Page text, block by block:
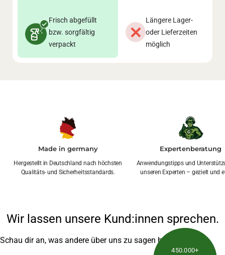
Frisch abgefüllt
bzw. sorgfältig
verpackt
Längere Lager-
oder Lieferzeiten
möglich
Made in germany
Hergestellt in Deutschland nach höchsten
Qualitäts- und Sicherheitsstandards.
Expertenberatung
Anwendungstipps und
unseren Experten – gezielt und
Wir lassen unsere Kund:innen sprechen.
Schau dir an, was andere über uns zu sagen haben
450.000+